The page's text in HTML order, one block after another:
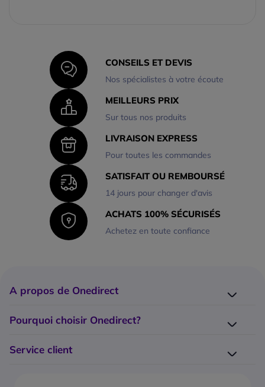
CONSEILS ET DEVIS
Nos spécialistes à votre écoute
MEILLEURS PRIX
Sur tous nos produits
LIVRAISON EXPRESS
Pour toutes les commandes
SATISFAIT OU REMBOURSÉ
14 jours pour changer d'avis
ACHATS 100% SÉCURISÉS
Achetez en toute confiance
A propos de Onedirect
Nos marques
Catalogue Onedirect
Pourquoi choisir Onedirect?
Service client